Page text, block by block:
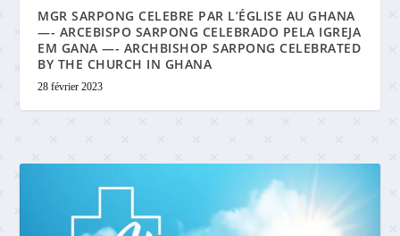
MGR SARPONG CELEBRE PAR L’ÉGLISE AU GHANA
—- ARCEBISPO SARPONG CELEBRADO PELA IGREJA
EM GANA —- ARCHBISHOP SARPONG CELEBRATED
BY THE CHURCH IN GHANA
28 février 2023